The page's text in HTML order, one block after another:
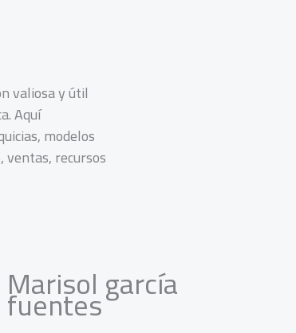
valiosa y útil
Aquí
modelos
recursos
Marisol garcía
fuentes